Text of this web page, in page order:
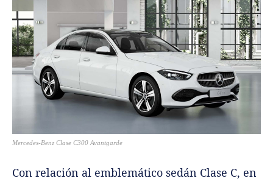
Mercedes-Benz Clase C300 Avantgarde
Con relación al emblemático sedán Clase C, en